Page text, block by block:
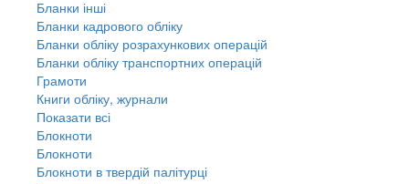
Бланки інші
Бланки кадрового обліку
Бланки обліку розрахункових операцій
Бланки обліку транспортних операцій
Грамоти
Книги обліку, журнали
Показати всі
Блокноти
Блокноти
Блокноти в твердій палітурці